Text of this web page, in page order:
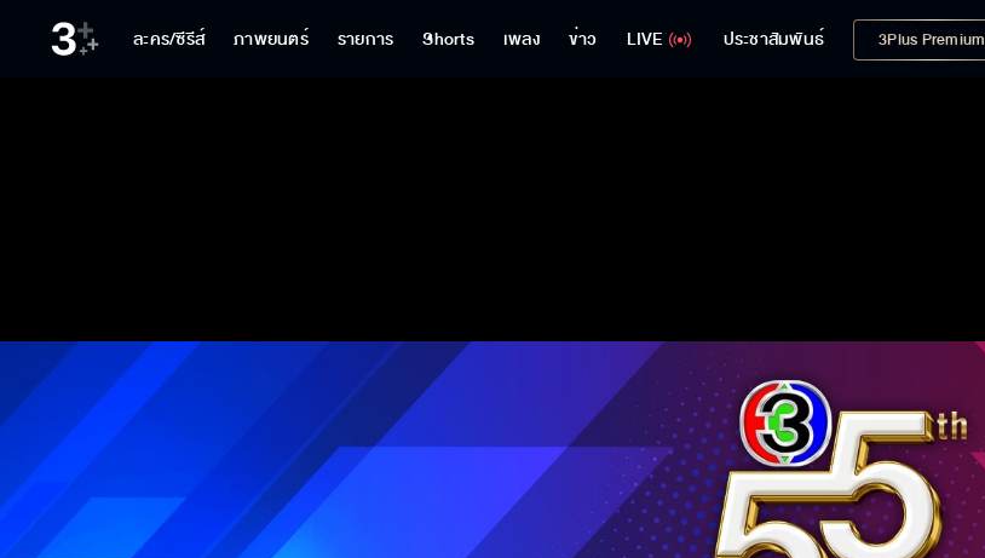
ละคร/ซีรีส์ ภาพยนตร์ รายการ Shorts เพลง ข่าว LIVE ประชาสัมพันธ์ 3Plus Premium